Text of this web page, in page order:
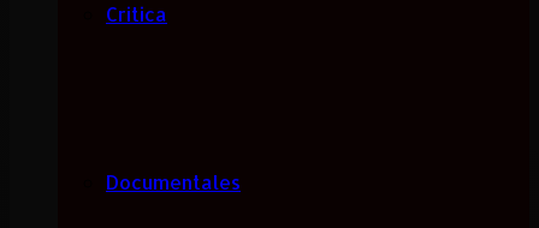
Critica
Documentales